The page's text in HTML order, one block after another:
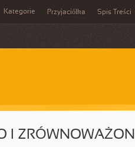
Kategorie Przyjaciółka Spis Treści
I